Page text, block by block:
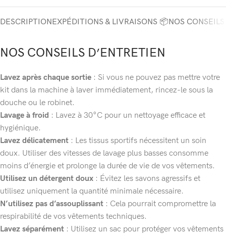
DESCRIPTIONEXPÉDITIONS & LIVRAISONS 📦NOS
NOS CONSEILS D’ENTRETIEN
Lavez après chaque sortie : Si vous ne pouvez pas mettre votre
kit dans la machine à laver immédiatement, rincez-le sous la
douche ou le robinet.
Lavage à froid : Lavez à 30°C pour un nettoyage efficace et
hygiénique.
Lavez délicatement : Les tissus sportifs nécessitent un soin
doux. Utiliser des vitesses de lavage plus basses consomme
moins d’énergie et prolonge la durée de vie de vos vêtements.
Utilisez un détergent doux : Évitez les savons agressifs et
utilisez uniquement la quantité minimale nécessaire.
N’utilisez pas d’assouplissant : Cela pourrait compromettre la
respirabilité de vos vêtements techniques.
Lavez séparément : Utilisez un sac pour protéger vos vêtements